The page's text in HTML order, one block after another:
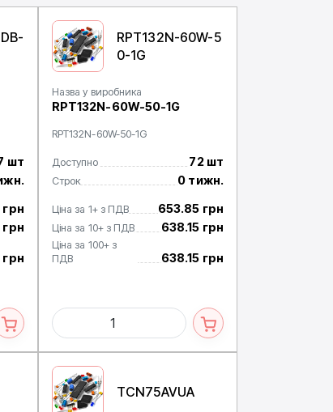
шт
грн
грн
грн
RPT132N-60W-5
0-1G
Назва у виробника
RPT132N-60W-50-1G
RPT132N-60W-50-1G
Доступно 72 шт
Строк 0 тижн.
Ціна за 1+ з ПДВ 653.85 грн
Ціна за 10+ з ПДВ 638.15 грн
Ціна за 100+ з
ПДВ
638.15 грн
TCN75AVUA